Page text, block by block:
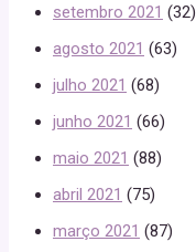
setembro 2021 (32)
agosto 2021 (63)
julho 2021 (68)
junho 2021 (66)
maio 2021 (88)
abril 2021 (75)
março 2021 (87)